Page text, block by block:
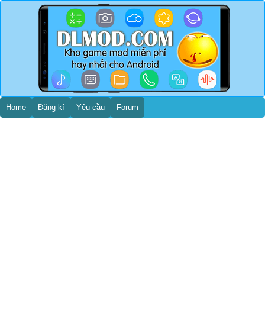
Home Đăng kí Yêu cầu Forum